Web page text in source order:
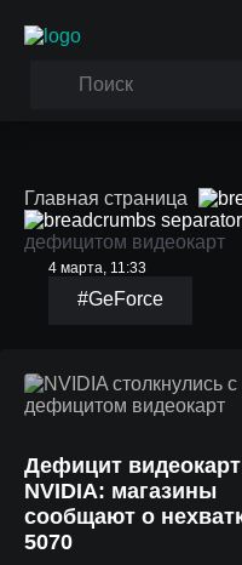
Главная страница
дефицитом видеокарт
4 марта, 11:33
#GeForce
NVIDIA
Дефицит видеокарт
NVIDIA: магазины
сообщают о
5070